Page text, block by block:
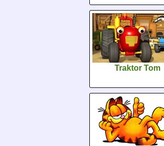
Traktor Tom